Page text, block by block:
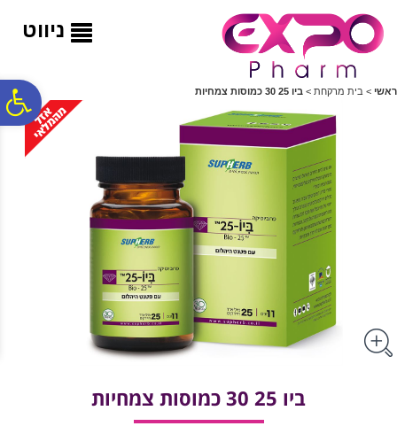
ניווט
ראשי > בית מרקחת > ביו 25 30 כמוסות צמחיות
ביו 25 30 כמוסות צמחיות